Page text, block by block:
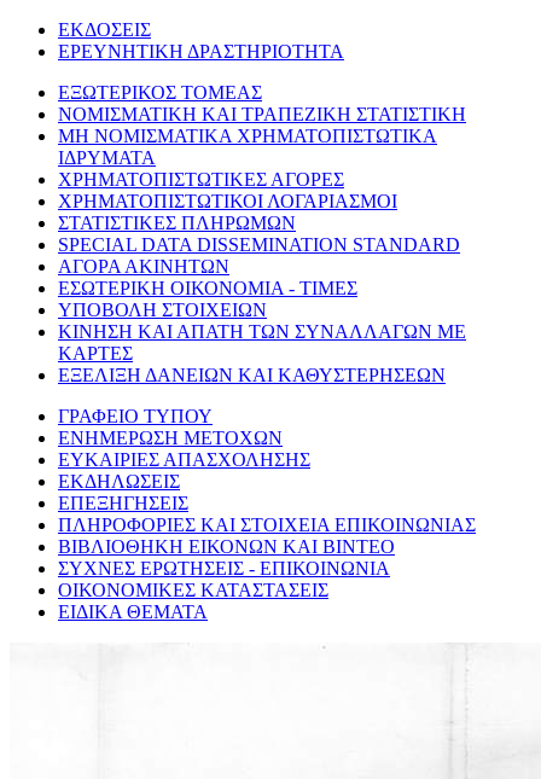
ΕΚΔΟΣΕΙΣ
ΕΡΕΥΝΗΤΙΚΗ ΔΡΑΣΤΗΡΙΟΤΗΤΑ
ΕΞΩΤΕΡΙΚΟΣ ΤΟΜΕΑΣ
ΝΟΜΙΣΜΑΤΙΚΗ ΚΑΙ ΤΡΑΠΕΖΙΚΗ ΣΤΑΤΙΣΤΙΚΗ
ΜΗ ΝΟΜΙΣΜΑΤΙΚΑ ΧΡΗΜΑΤΟΠΙΣΤΩΤΙΚΑ
ΙΔΡΥΜΑΤΑ
ΧΡΗΜΑΤΟΠΙΣΤΩΤΙΚΕΣ ΑΓΟΡΕΣ
ΧΡΗΜΑΤΟΠΙΣΤΩΤΙΚΟΙ ΛΟΓΑΡΙΑΣΜΟΙ
ΣΤΑΤΙΣΤΙΚΕΣ ΠΛΗΡΩΜΩΝ
SPECIAL DATA DISSEMINATION STANDARD
ΑΓΟΡΑ ΑΚΙΝΗΤΩΝ
ΕΣΩΤΕΡΙΚΗ ΟΙΚΟΝΟΜΙΑ - ΤΙΜΕΣ
ΥΠΟΒΟΛΗ ΣΤΟΙΧΕΙΩΝ
ΚΙΝΗΣΗ ΚΑΙ ΑΠΑΤΗ ΤΩΝ ΣΥΝΑΛΛΑΓΩΝ ΜΕ
ΚΑΡΤΕΣ
ΕΞΕΛΙΞΗ ΔΑΝΕΙΩΝ ΚΑΙ ΚΑΘΥΣΤΕΡΗΣΕΩΝ
ΓΡΑΦΕΙΟ ΤΥΠΟΥ
ΕΝΗΜΕΡΩΣΗ ΜΕΤΟΧΩΝ
ΕΥΚΑΙΡΙΕΣ ΑΠΑΣΧΟΛΗΣΗΣ
ΕΚΔΗΛΩΣΕΙΣ
ΕΠΕΞΗΓΗΣΕΙΣ
ΠΛΗΡΟΦΟΡΙΕΣ ΚΑΙ ΣΤΟΙΧΕΙΑ ΕΠΙΚΟΙΝΩΝΙΑΣ
ΒΙΒΛΙΟΘΗΚΗ ΕΙΚΟΝΩΝ ΚΑΙ ΒΙΝΤΕΟ
ΣΥΧΝΕΣ ΕΡΩΤΗΣΕΙΣ - ΕΠΙΚΟΙΝΩΝΙΑ
ΟΙΚΟΝΟΜΙΚΕΣ ΚΑΤΑΣΤΑΣΕΙΣ
ΕΙΔΙΚΑ ΘΕΜΑΤΑ